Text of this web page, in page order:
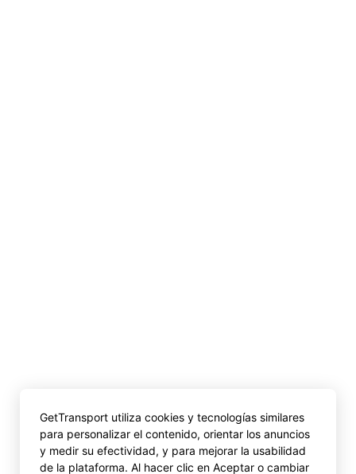
GetTransport utiliza cookies y tecnologías similares
para personalizar el contenido, orientar los anuncios
y medir su efectividad, y para mejorar la usabilidad
de la plataforma. Al hacer clic en Aceptar o cambiar